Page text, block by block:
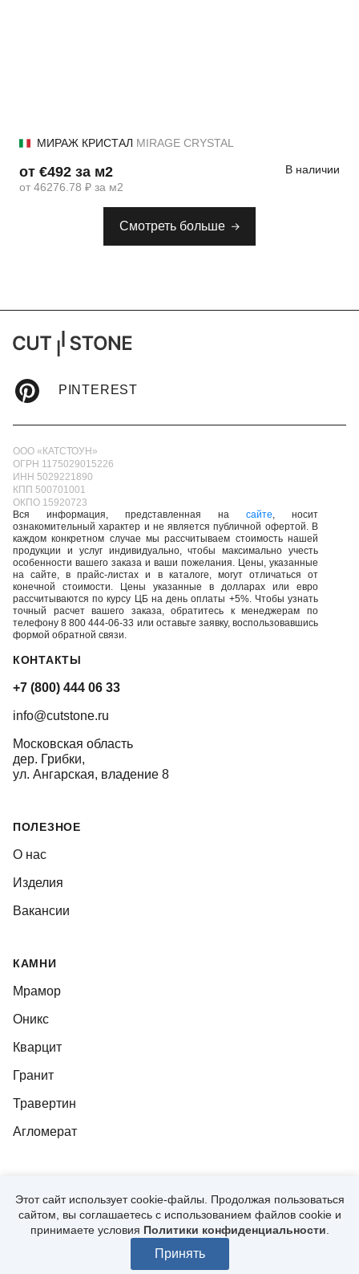
Этот сайт использует cookie-файлы. Продолжая пользоваться
сайтом, вы соглашаетесь с использованием файлов cookie и
принимаете условия Политики конфиденциальности
Принять
МИРАЖ КРИСТАЛ MIRAGE CRYSTAL
от €492 за м2
от 46276.78 ₽ за м2
В наличии
Смотреть больше
PINTEREST
ООО «КАТСТОУН»
ОГРН 1175029015226
ИНН 5029221890
КПП 500701001
ОКПО 15920723
Вся информация, представленная на сайте, носит
ознакомительный характер и не является публичной офертой. В
каждом конкретном случае мы рассчитываем стоимость нашей
продукции и услуг индивидуально, чтобы максимально учесть
особенности вашего заказа и ваши пожелания. Цены, указанные
на сайте, в прайс-листах и в каталоге, могут отличаться от
конечной стоимости. Цены указанные в долларах или евро
рассчитываются по курсу ЦБ на день оплаты +5%. Чтобы узнать
точный расчет вашего заказа, обратитесь к менеджерам по
телефону 8 800 444-06-33 или оставьте заявку, воспользовавшись
формой обратной связи.
КОНТАКТЫ
+7 (800) 444 06 33
info@cutstone.ru
Московская область
дер. Грибки,
ул. Ангарская, владение 8
ПОЛЕЗНОЕ
О нас
Изделия
Вакансии
КАМНИ
Мрамор
Оникс
Кварцит
Гранит
Травертин
Агломерат
© 2026, CUTSTONE
ПОЛИТИКА КОНФИДЕНЦИАЛЬНОСТИ
Lighthouse